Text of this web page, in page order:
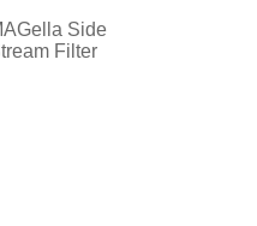
Side
Filter